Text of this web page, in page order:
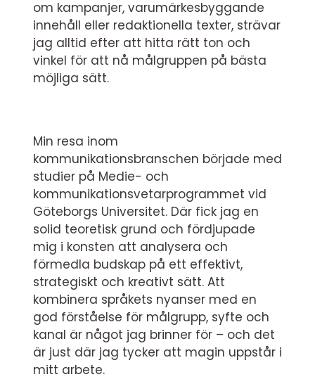
om kampanjer, varumärkesbyggande
innehåll eller redaktionella texter, strävar
jag alltid efter att hitta rätt ton och
vinkel för att nå målgruppen på bästa
möjliga sätt.
Min resa inom
kommunikationsbranschen började med
studier på Medie- och
kommunikationsvetarprogrammet vid
Göteborgs Universitet. Där fick jag en
solid teoretisk grund och fördjupade
mig i konsten att analysera och
förmedla budskap på ett effektivt,
strategiskt och kreativt sätt. Att
kombinera språkets nyanser med en
god förståelse för målgrupp, syfte och
kanal är något jag brinner för – och det
är just där jag tycker att magin uppstår i
mitt arbete.